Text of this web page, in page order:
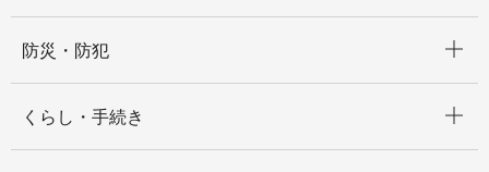
防災・防犯
くらし・手続き